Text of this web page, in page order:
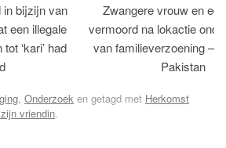
in bijzijn van
een illegale
‘kari’ had
Zwangere vrouw en
vermoord na lokactie
van familieverzoening –
Pakistan
, Onderzoek en getagd met Herkomst
vriendin.